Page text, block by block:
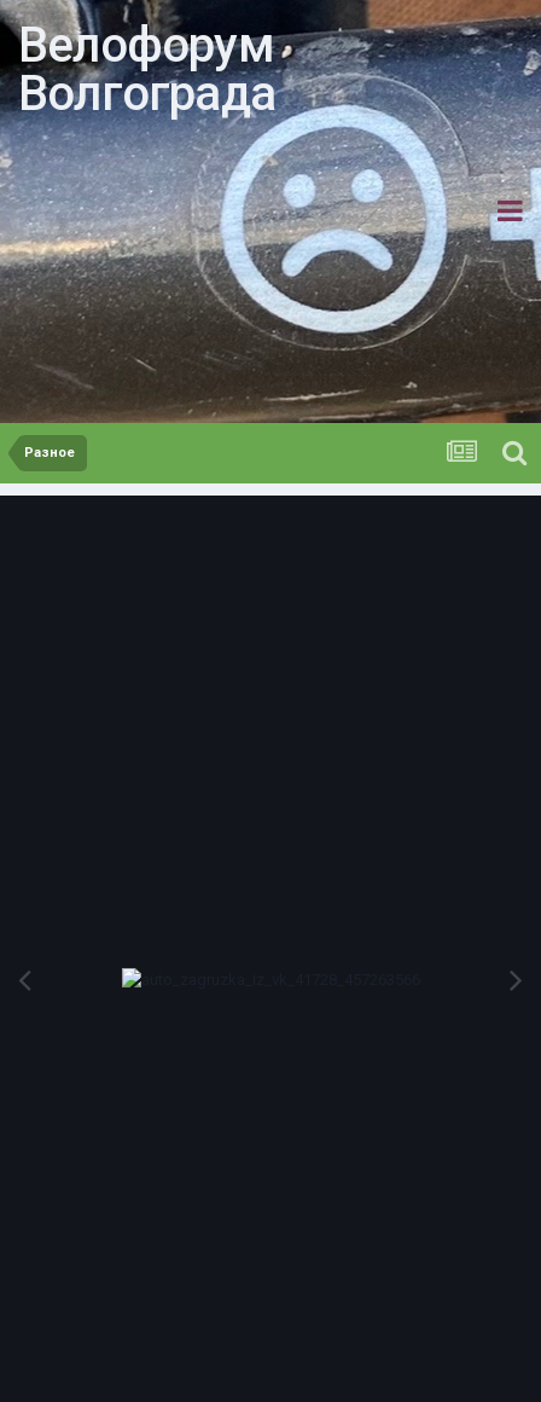
Велофорум
Волгограда
Разное